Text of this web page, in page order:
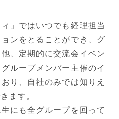
」ではいつでも経理担当
ンをとることができ、グ
、定期的に交流会イベン
ループメンバー主催のイ
り、自社のみでは知りえ
ます。
にも全グループを回って